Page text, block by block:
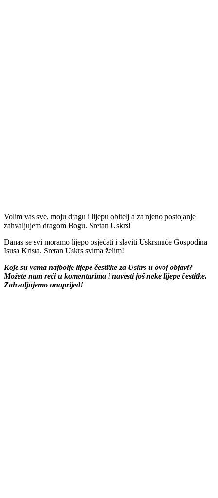
Volim vas sve, moju dragu i lijepu obitelj a za njeno postojanje
zahvaljujem dragom Bogu. Sretan Uskrs!
Danas se svi moramo lijepo osjećati i slaviti Uskrsnuće Gospodina
Isusa Krista. Sretan Uskrs svima želim!
Koje su vama najbolje lijepe čestitke za Uskrs u ovoj objavi?
Možete nam reći u komentarima i navesti još neke lijepe čestitke.
Zahvaljujemo unaprijed!